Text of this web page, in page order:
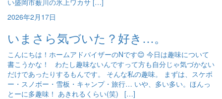
2026年2月17日
いまさら気づいた？好き…。
こんにちは！ホームアドバイザーのNです😊 今日は趣味について
書こうかな！ わたし趣味ないんですって方も自分じゃ気づかない
だけであったりするもんです。 そんな私の趣味。 まずは、スケボ
ー・スノボー・雪板・キャンプ・旅行… いや、多い多い。ほんっ
とーに多趣味！ あきれるくらい(笑) […]